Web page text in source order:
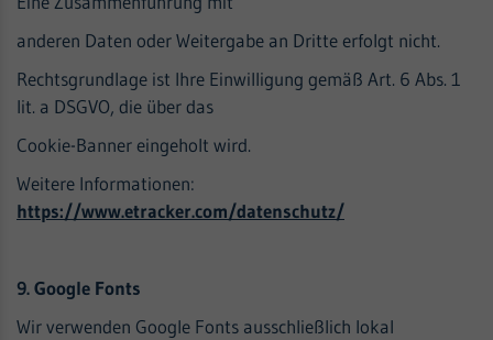
anderen Daten oder Weitergabe an Dritte erfolgt nicht.
Rechtsgrundlage ist Ihre Einwilligung gemäß Art. 6 Abs. 1
lit. a DSGVO, die über das
Cookie-Banner eingeholt wird.
Weitere Informationen:
https://www.etracker.com/datenschutz/
9. Google Fonts
Wir verwenden Google Fonts ausschließlich lokal